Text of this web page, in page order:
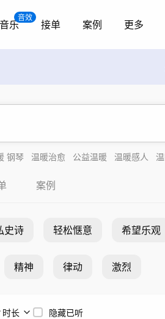
音效
音乐 接单 案例 更多
钢琴 温暖治愈 公益温暖 温暖感人
案例
史诗 轻松惬意 希望乐观
精神 律动 激烈
时长 隐藏已听